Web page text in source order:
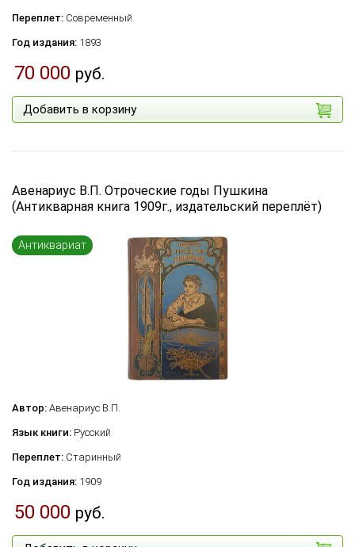
Переплет: Современный
Год издания: 1893
70 000 руб.
Добавить в корзину
Авенариус В.П. Отроческие годы Пушкина
(Антикварная книга 1909г., издательский переплёт)
Антиквариат
Автор: Авенариус В.П.
Язык книги: Русский
Переплет: Старинный
Год издания: 1909
50 000 руб.